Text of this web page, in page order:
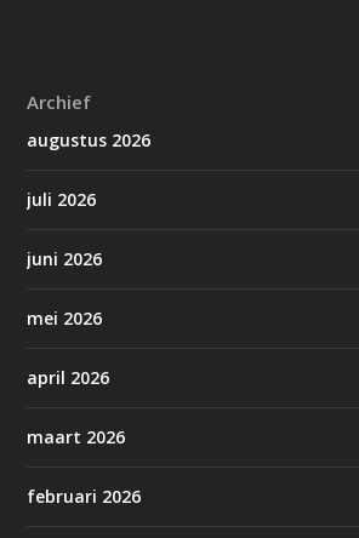
Archief
augustus 2026
juli 2026
juni 2026
mei 2026
april 2026
maart 2026
februari 2026